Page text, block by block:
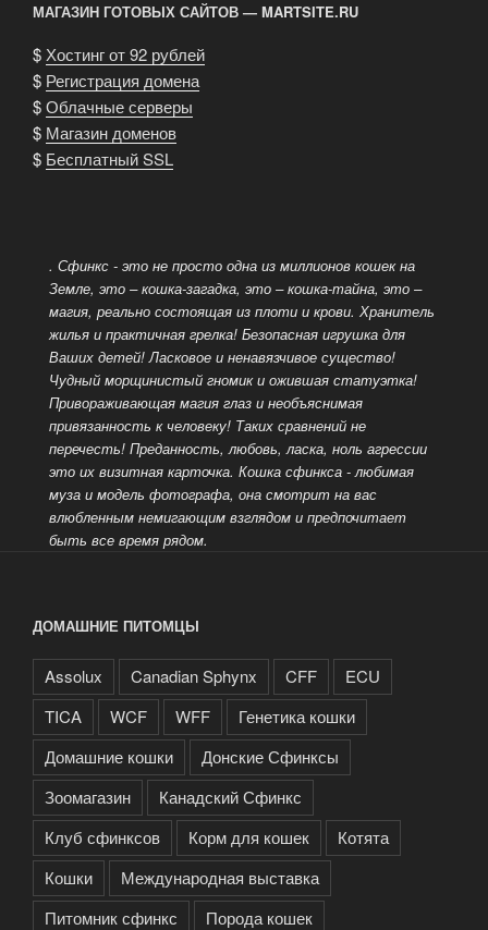
к
формированию
волнистой
шерсти»
МАГАЗИН ГОТОВЫХ САЙТОВ — MARTSITE.RU
$ Хостинг от 92 рублей
$ Регистрация домена
$Облачные серверы
$ Магазин доменов
$ Бесплатный SSL
. Сфинкс - это не просто одна из миллионов кошек на
Земле, это – кошка-загадка, это – кошка-тайна, это –
магия, реально состоящая из плоти и крови. Хранитель
жилья и практичная грелка! Безопасная игрушка для
Ваших детей! Ласковое и ненавязчивое существо!
Чудный морщинистый гномик и ожившая статуэтка!
Привораживающая магия глаз и необъяснимая
привязанность к человеку! Таких сравнений не
перечесть! Преданность, любовь, ласка, ноль агрессии
это их визитная карточка. Кошка сфинкса - любимая
муза и модель фотографа, она смотрит на вас
влюбленным немигающим взглядом и предпочитает
быть все время рядом.
ДОМАШНИЕ ПИТОМЦЫ
Assolux Canadian Sphynx CFF
ECU
TICA
WCF WFF
Генетика кошки
Домашние кошки
Донские Сфинксы
Зоомагазин
Канадский Сфинкс
Клуб сфинксов
Корм для кошек
Котята
Кошки
Международная выставка
Питомник сфинкс
Порода кошек